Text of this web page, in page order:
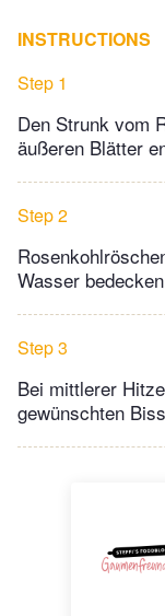
INSTRUCTIONS
Step 1
Den Strunk vom
äußeren Blätter
Step 2
Wasser
Step 3
Bei mittlerer
gewünschten